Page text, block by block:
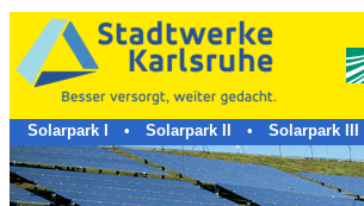
Solarpark I • Solarpark II • Solarpark III